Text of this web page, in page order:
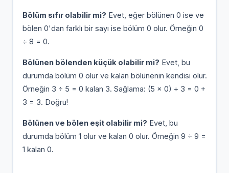
Bölüm sıfır olabilir mi? Evet, eğer bölünen 0 ise ve
bölen 0'dan farklı bir sayı ise bölüm 0 olur. Örneğin 0
÷ 8 = 0.
Bölünen bölenden küçük olabilir mi? Evet, bu
durumda bölüm 0 olur ve kalan bölünenin kendisi olur.
Örneğin 3 ÷ 5 = 0 kalan 3. Sağlama: (5 × 0) + 3 = 0 +
3 = 3. Doğru!
Bölünen ve bölen eşit olabilir mi? Evet, bu
durumda bölüm 1 olur ve kalan 0 olur. Örneğin 9 ÷ 9 =
1 kalan 0.